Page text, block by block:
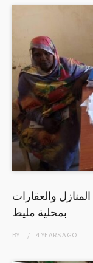
والعقارات
بمحلية مليط
BY 4 YEARSAGO